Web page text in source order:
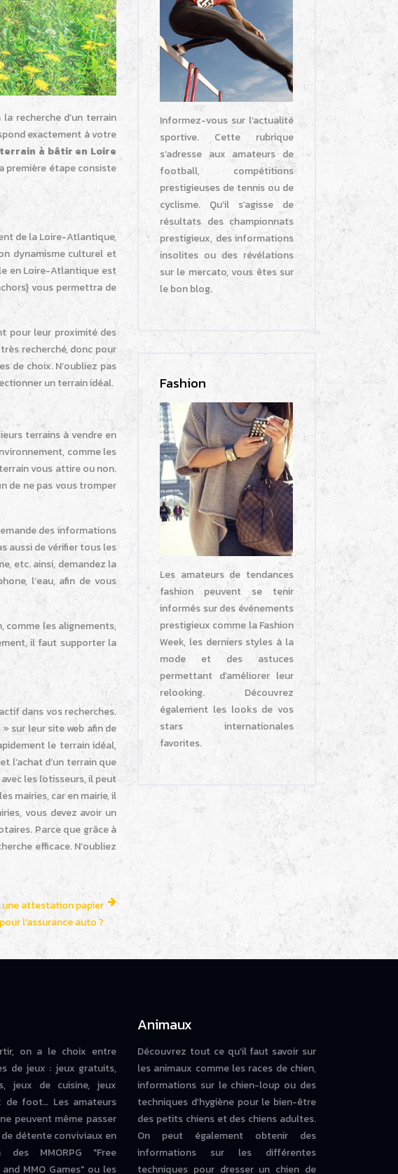
recherche d’un terrain
exactement à votre
terrain à bâtir en Loire
première étape consiste
de la Loire-Atlantique,
dynamisme culturel et
en Loire-Atlantique est
vous permettra de
pour leur proximité des
recherché, donc pour
de choix. N’oubliez pas
un terrain idéal.
terrains à vendre en
comme les
vous attire ou non.
de ne pas vous tromper
des informations
aussi de vérifier tous les
etc. ainsi, demandez la
l’eau, afin de vous
comme les alignements,
il faut supporter la
dans vos recherches.
sur leur site web afin de
le terrain idéal,
l’achat d’un terrain que
les lotisseurs, il peut
mairies, car en mairie, il
vous devez avoir un
Parce que grâce à
efficace. N’oubliez
attestation papier
l’assurance auto ?
Informez-vous sur l’actualité
sportive. Cette rubrique
s’adresse aux amateurs de
football, compétitions
prestigieuses de tennis ou de
cyclisme. Qu’il s’agisse de
résultats des championnats
prestigieux, des informations
insolites ou des révélations
sur le mercato, vous êtes sur
le bon blog.
Fashion
Les amateurs de tendances
fashion peuvent se tenir
informés sur des événements
prestigieux comme la Fashion
Week, les derniers styles à la
mode et des astuces
permettant d’améliorer leur
relooking. Découvrez
également les looks de vos
stars internationales
favorites.
on a le choix entre
de jeux : jeux gratuits,
jeux de cuisine, jeux
de foot… Les amateurs
peuvent même passer
détente conviviaux en
des MMORPG "Free
and MMO Games" ou les
Animaux
Découvrez tout ce qu’il faut savoir sur
les animaux comme les races de chien,
informations sur le chien-loup ou des
techniques d’hygiène pour le bien-être
des petits chiens et des chiens adultes.
On peut également obtenir des
informations sur les différentes
techniques pour dresser un chien de